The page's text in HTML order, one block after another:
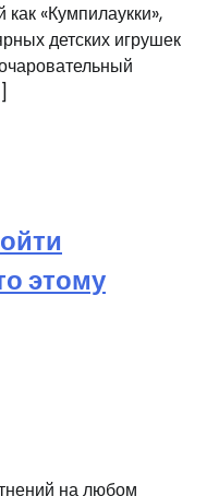
«Кумпилаукки»,
детских игрушек
этому
на любом